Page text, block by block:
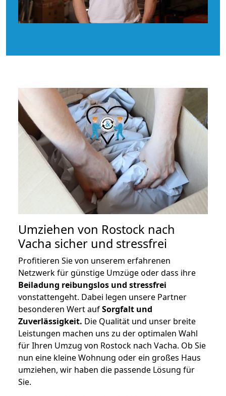
Umziehen von Rostock nach
Vacha sicher und stressfrei
Profitieren Sie von unserem erfahrenen
Netzwerk für günstige Umzüge oder dass ihre
Beiladung reibungslos und stressfrei
vonstattengeht. Dabei legen unsere Partner
besonderen Wert aufSorgfalt und
Zuverlässigkeit. Die Qualität und unser breite
Leistungen machen uns zu der optimalen Wahl
für Ihren Umzug von Rostock nach Vacha. Ob Sie
nun eine kleine Wohnung oder ein großes Haus
umziehen, wir haben die passende Lösung für
Sie.